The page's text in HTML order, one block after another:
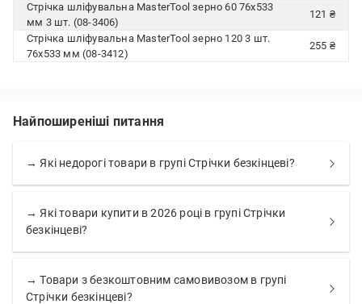
Стрічка шліфувальна MasterTool зерно 60 76х533
мм 3 шт. (08-3406)
121 ₴
Стрічка шліфувальна MasterTool зерно 120 3 шт.
76х533 мм (08-3412)
255 ₴
Найпоширеніші питання
→ Які недорогі товари в групі Стрічки безкінцеві?
→ Які товари купити в 2026 році в групі Стрічки
безкінцеві?
→ Товари з безкоштовним самовивозом в групі
Стрічки безкінцеві?